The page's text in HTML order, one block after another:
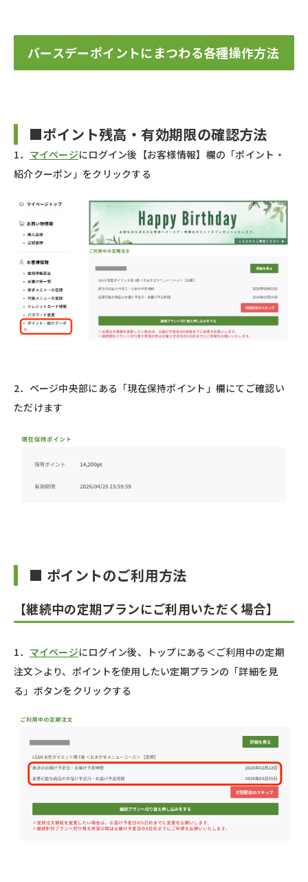
バースデーポイントにまつわる各種操作方法
■ポイント残高・有効期限の確認方法
1． マイページにログイン後【お客様情報】欄の「ポイント・
紹介クーポン」をクリックする
2．ページ中央部にある「現在保持ポイント」欄にてご確認い
ただけます
■ ポイントのご利用方法
【継続中の定期プランにご利用いただく場合】
1． マイページにログイン後、トップにある＜ご利用中の定期
注文＞より、ポイントを使用したい定期プランの「詳細を見
る」ボタンをクリックする